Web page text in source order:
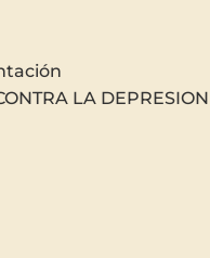
LA DEPRESION